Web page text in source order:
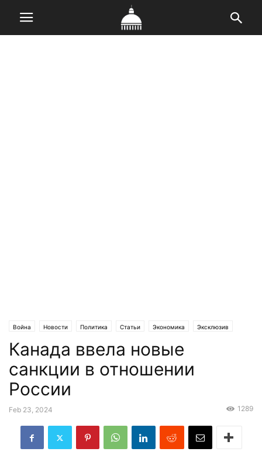
Война Новости Политика Статьи Экономика Эксклюзив
Канада ввела новые
санкции в отношении
России
Feb 23, 2024 1289